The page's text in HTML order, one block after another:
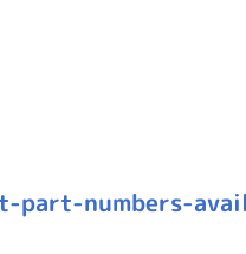
part-numbers-